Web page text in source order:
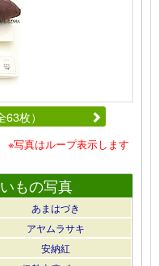
枚）
※写真はループ表示します
もの写真
あまはづき
アヤムラサキ
安納紅